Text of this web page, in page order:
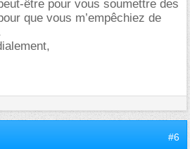
être pour vous soumettre des
que vous m’empêchiez de
#6